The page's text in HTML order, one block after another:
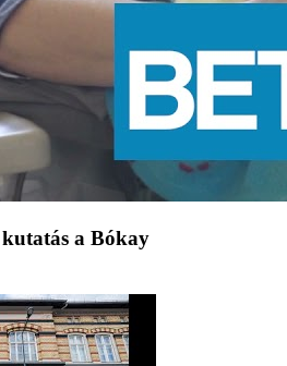
kutatás a Bókay